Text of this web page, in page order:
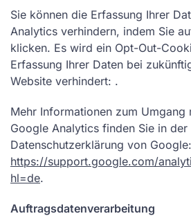
Sie können die Erfassung Ihrer
Analytics verhindern, indem Sie
klicken. Es wird ein Opt-Out-
Erfassung Ihrer Daten bei
Website verhindert: .
Mehr Informationen zum Umgang
Google Analytics finden Sie in der
Datenschutzerklärung von Google:
https://support.google.com/
hl=de.
Auftragsdatenverarbeitung